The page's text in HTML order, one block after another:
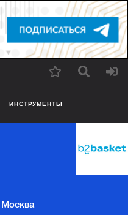
ИНСТРУМЕНТЫ
Москва